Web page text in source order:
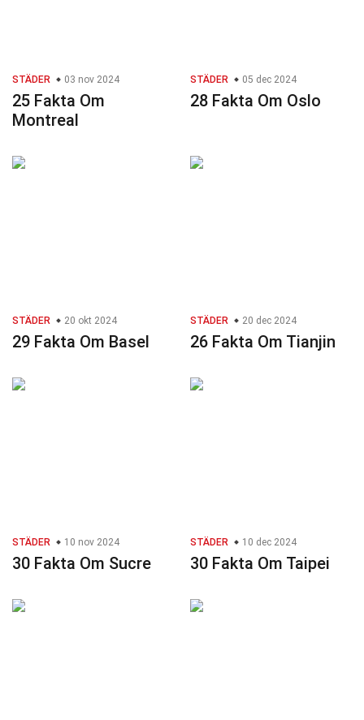
STÄDER 03 nov 2024
25 Fakta Om
Montreal
STÄDER 05 dec 2024
28 Fakta Om Oslo
STÄDER 20 okt 2024
29 Fakta Om Basel
STÄDER 20 dec 2024
26 Fakta Om Tianjin
STÄDER 10 nov 2024
30 Fakta Om Sucre
STÄDER 10 dec 2024
30 Fakta Om Taipei